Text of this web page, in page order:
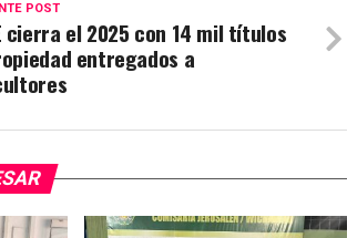
POST
cierra el 2025 con 14 mil títulos
entregados a